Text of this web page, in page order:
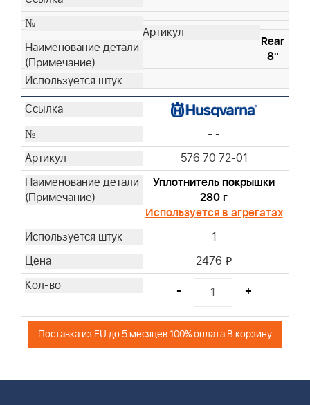
Rear
8"
- -
576 70 72-01
Уплотнитель покрышки
280 г
Используется в агрегатах
1
2476 i
- +
Поставка из EU до 5 месяцев 100% оплата В корзину